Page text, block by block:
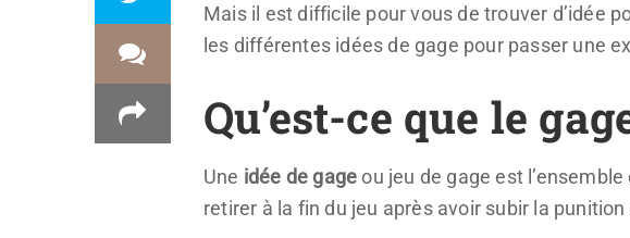
Mais il est difficile pour vous de trouver d’idée
les différentes idées de gage pour passer une
Qu’est-ce que le
Une idée de gageou jeu de gage est
retirer à la fin du jeu après avoir subir la punition